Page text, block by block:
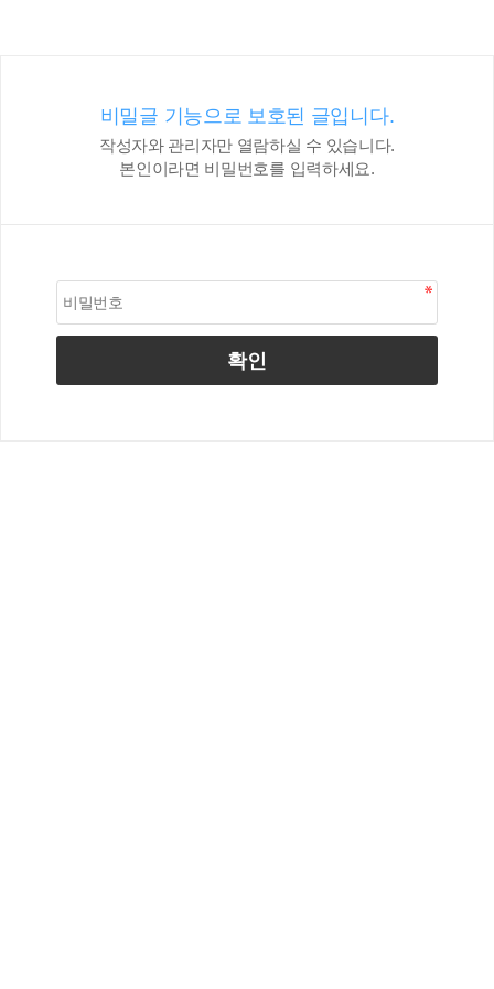
비밀글 기능으로 보호된 글입니다.
작성자와 관리자만 열람하실 수 있습니다.
본인이라면 비밀번호를 입력하세요.